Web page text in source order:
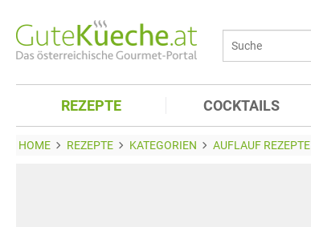
REZEPTE COCKTAILS
HOME REZEPTE KATEGORIEN AUFLAUF REZEPTE